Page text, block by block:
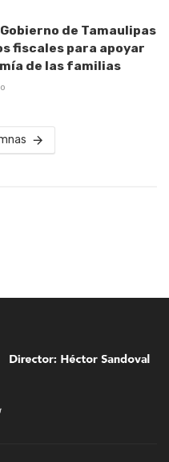
de Tamaulipas
fiscales para apoyar
de las familias